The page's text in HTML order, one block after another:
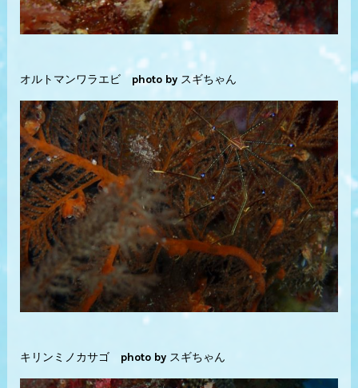
オルトマンワラエビ photo by スギちゃん
キリンミノカサゴ photo by スギちゃん